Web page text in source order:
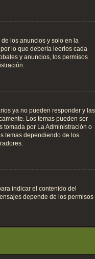
los anuncios y solo en la
lo que debería leerlos cada
y anuncios, los permisos
ya no pueden responder y las
Los temas pueden ser
tomada por La Administración o
temas dependiendo de los
indicar el contenido del
depende de los permisos